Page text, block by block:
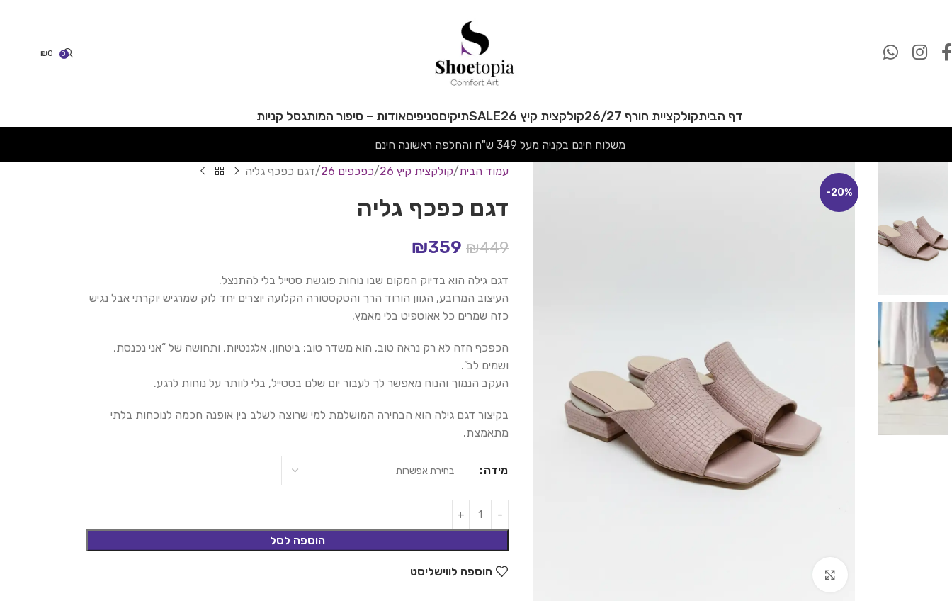
0
₪0
דף הביתקולקציית חורף 26/27 קולקצית קיץ 26 SALEתיקיםסניפיםאודות – סיפור המותגסל קניות
משלוח חינם בקניה מעל 349 ש"ח והחלפה ראשונה חינם
-20%
עמוד הבית קולקצית קיץ 26 כפכפים 26 דגם כפכף גליה
דגם כפכף גליה
₪449
₪359
דגם גילה הוא בדיוק המקום שבו נוחות פוגשת סטייל בלי להתנצל.
העיצוב המרובע, הגוון הורוד הרך והטקסטורה הקלועה יוצרים יחד לוק שמרגיש יוקרתי אבל נגיש
כזה שמרים כל אאוטפיט בלי מאמץ.
הכפכף הזה לא רק נראה טוב, הוא משדר טוב: ביטחון, אלגנטיות, ותחושה של “אני נכנסת,
ושמים לב”.
העקב הנמוך והנוח מאפשר לך לעבור יום שלם בסטייל, בלי לוותר על נוחות לרגע.
בקיצור דגם גילה הוא הבחירה המושלמת למי שרוצה לשלב בין אופנה חכמה לנוכחות בלתי
מתאמצת.
מידה
הוספה לסל
הוספה לווישליסט